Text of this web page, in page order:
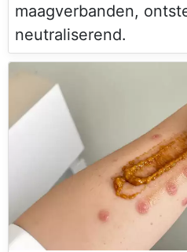
maagverbanden,
neutraliserend.